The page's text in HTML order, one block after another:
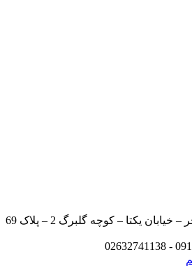
آدرس: کرج – میدان والفجر – خیابان یکتا – کوچه گلبرگ 2 – پلاک 69